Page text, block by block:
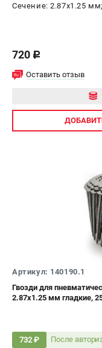
Сечение: 2.87х1.25
720 c
Оставить отзыв
Артикул: 140190.1
Гвозди для
2.87х1.25 мм гладкие,
732 ₽ После